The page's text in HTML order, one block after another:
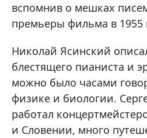
вспомнив о мешках
премьеры фильма в 1955
Николай Ясинский
блестящего пианиста и
можно было часами
физике и биологии.
работал
и Словении, много